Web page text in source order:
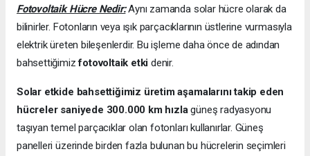
Fotovoltaik Hücre Nedir:Aynı zamanda solar hücre olarak da
bilinirler. Fotonların veya ışık parçacıklarının üstlerine vurmasıyla
elektrik üreten bileşenlerdir. Bu işleme daha önce de adından
bahsettiğimizfotovoltaik etkidenir.
Solar etkide bahsettiğimiz üretim aşamalarını takip eden
hücreler saniyede 300.000 km hızlagüneş radyasyonu
taşıyan temel parçacıklar olan fotonları kullanırlar. Güneş
panelleri üzerinde birden fazla bulunan bu hücrelerin seçimleri